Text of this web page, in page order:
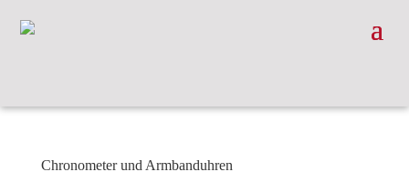
Chronometer und Armbanduhren